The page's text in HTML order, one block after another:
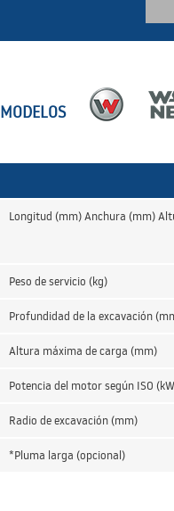
MODELOS
Longitud (mm) Anchura (mm)
Peso de servicio (kg)
Profundidad de la excavación
Altura máxima de carga (mm)
Potencia del motor según ISO
Radio de excavación (mm)
*Pluma larga (opcional)